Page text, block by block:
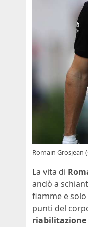
Romain Grosjean
La vita di
andò a
fiamme e
punti del
riabilitazione